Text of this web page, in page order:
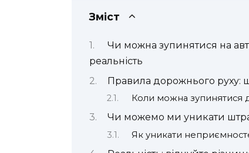
Зміст
Чи можна зупинятися на
реальність
Правила дорожнього руху:
Коли можна зупинятися
Чи можемо ми уникати
Як уникати